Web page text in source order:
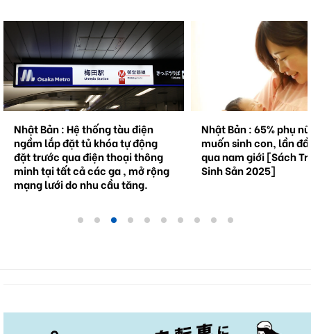
Nhật Bản : 65% phụ nữ không
muốn sinh con, lần đầu tiên vượt
qua nam giới [Sách Trắng về
Sinh Sản 2025]
Natto trở thành hiện
cầu . Bối cảnh và
tương lai.